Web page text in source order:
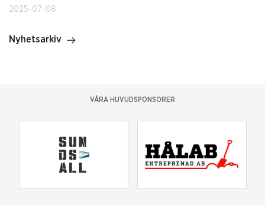
2025-07-08
Nyhetsarkiv
VÅRA HUVUDSPONSORER